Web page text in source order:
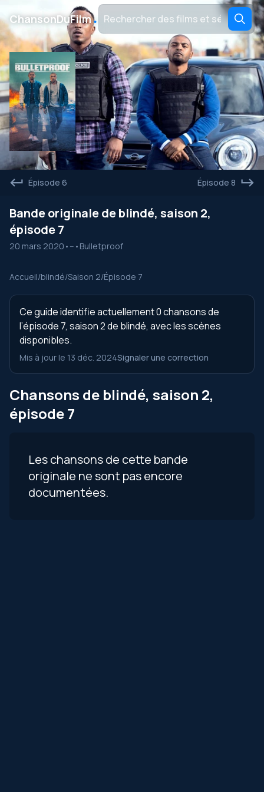
ChansonDuFilm․
Épisode 6 Épisode 8
Bande originale de blindé, saison 2,
épisode 7
20 mars 2020 • -- • Bulletproof
Accueil/blindé/Saison 2/Épisode 7
Ce guide identifie actuellement 0 chansons de
l’épisode 7, saison 2 de blindé, avec les scènes
disponibles.
Mis à jour le 13 déc. 2024Signaler une correction
Chansons de blindé, saison 2,
épisode 7
Les chansons de cette bande
originale ne sont pas encore
documentées.